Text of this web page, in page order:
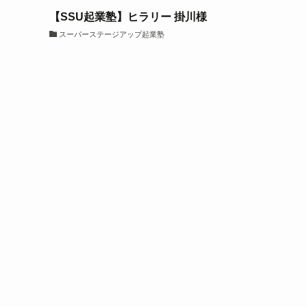
【SSU起業塾】ヒラリー 掛川様
スーパーステージアップ起業塾